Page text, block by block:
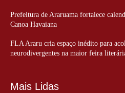
Prefeitura de Araruama fortalece
Canoa Havaiana
FLA Araru cria espaço inédito para
neurodivergentes na maior feira
Mais Lidas